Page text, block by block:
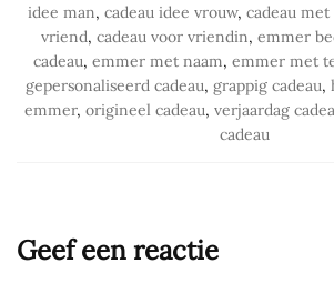
idee man, cadeau idee vrouw, cadeau met
vriend, cadeau voor vriendin, emmer
cadeau, emmer met naam, emmer met
gepersonaliseerd cadeau, grappig cadeau,
emmer, origineel cadeau, verjaardag
cadeau
Geef een reactie